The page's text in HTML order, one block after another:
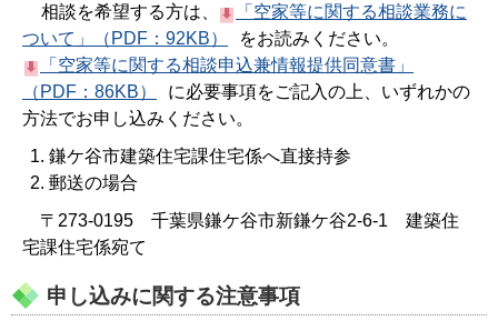
相談を希望する方は、
「空家等に関する相談業務に
ついて」（PDF：92KB）
をお読みください。
「空家等に関する相談申込兼情報提供同意書」
（PDF：86KB）
に必要事項をご記入の上、いずれかの
方法でお申し込みください。
鎌ケ谷市建築住宅課住宅係へ直接持参
郵送の場合
〒273-0195 千葉県鎌ケ谷市新鎌ケ谷2-6-1 建築住
宅課住宅係宛て
申し込みに関する注意事項